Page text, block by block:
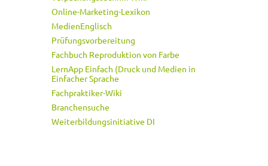
Online-Marketing-Lexikon
MedienEnglisch
Prüfungsvorbereitung
Fachbuch Reproduktion von Farbe
LernApp Einfach (Druck und Medien in
Einfacher Sprache
Fachpraktiker-Wiki
Branchensuche
Weiterbildungsinitiative DI